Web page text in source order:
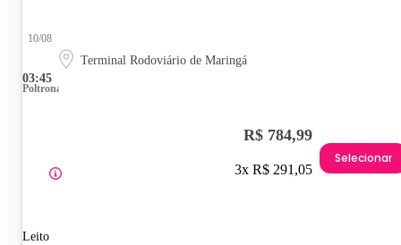
03:45
10/08
Terminal Rodoviário de Maringá
Poltrona
Leito
R$ 784,99
3x R$ 291,05
Selecionar